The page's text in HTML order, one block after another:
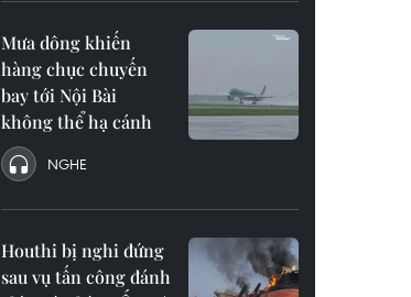
Mưa dông khiến
hàng chục chuyến
bay tới Nội Bài
không thể hạ cánh
NGHE
Houthi bị nghi đứng
sau vụ tấn công đánh